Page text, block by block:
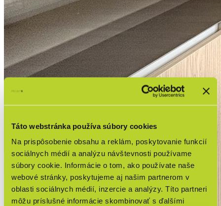
Táto webstránka používa súbory cookies
Na prispôsobenie obsahu a reklám, poskytovanie funkcií
sociálnych médií a analýzu návštevnosti používame
súbory cookie. Informácie o tom, ako používate naše
webové stránky, poskytujeme aj našim partnerom v
oblasti sociálnych médií, inzercie a analýzy. Títo partneri
môžu príslušné informácie skombinovať s ďalšími